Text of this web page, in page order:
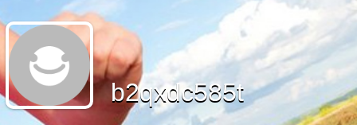
最新留言
商家合作
推薦景點
b2qxdc585t